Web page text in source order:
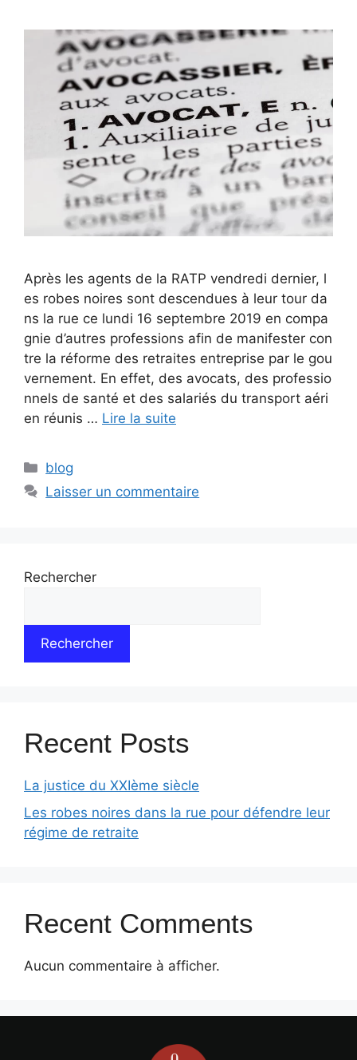
Après les agents de la RATP vendredi dernier, l
es robes noires sont descendues à leur tour da
ns la rue ce lundi 16 septembre 2019 en compa
gnie d’autres professions afin de manifester con
tre la réforme des retraites entreprise par le gou
vernement. En effet, des avocats, des professio
nnels de santé et des salariés du transport aéri
en réunis … Lire la suite
blog
Laisser un commentaire
Rechercher
Rechercher
Recent Posts
La justice du XXIème siècle
Les robes noires dans la rue pour défendre leur
régime de retraite
Recent Comments
Aucun commentaire à afficher.